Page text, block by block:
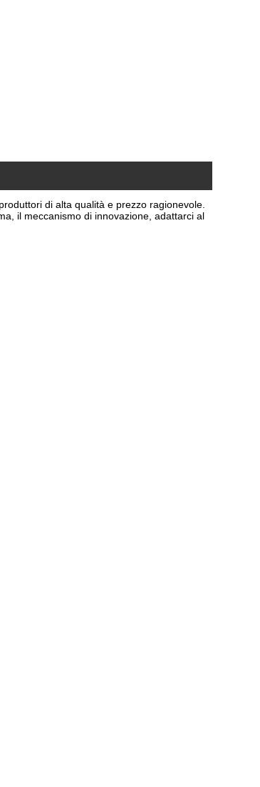
produttori di alta qualità e prezzo ragionevole.
il meccanismo di innovazione, adattarci al